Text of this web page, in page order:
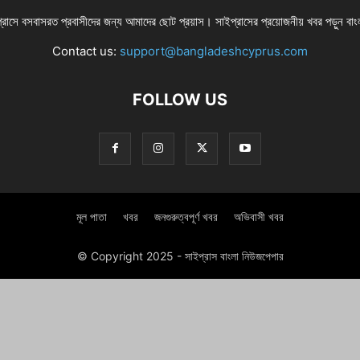
বসবাসরত প্রবাসীদের জন্য আমাদের ছোট প্রয়াস। সাইপ্রাসের প্রয়োজনীয় খবর পড়ুন
Contact us: support@bangladeshcyprus.com
FOLLOW US
মূল পাতা খবর জনগুরুত্বপূর্ণ খবর অভিবাসী খবর
© Copyright 2025 - সাইপ্রাস বাংলা নিউজপেপার